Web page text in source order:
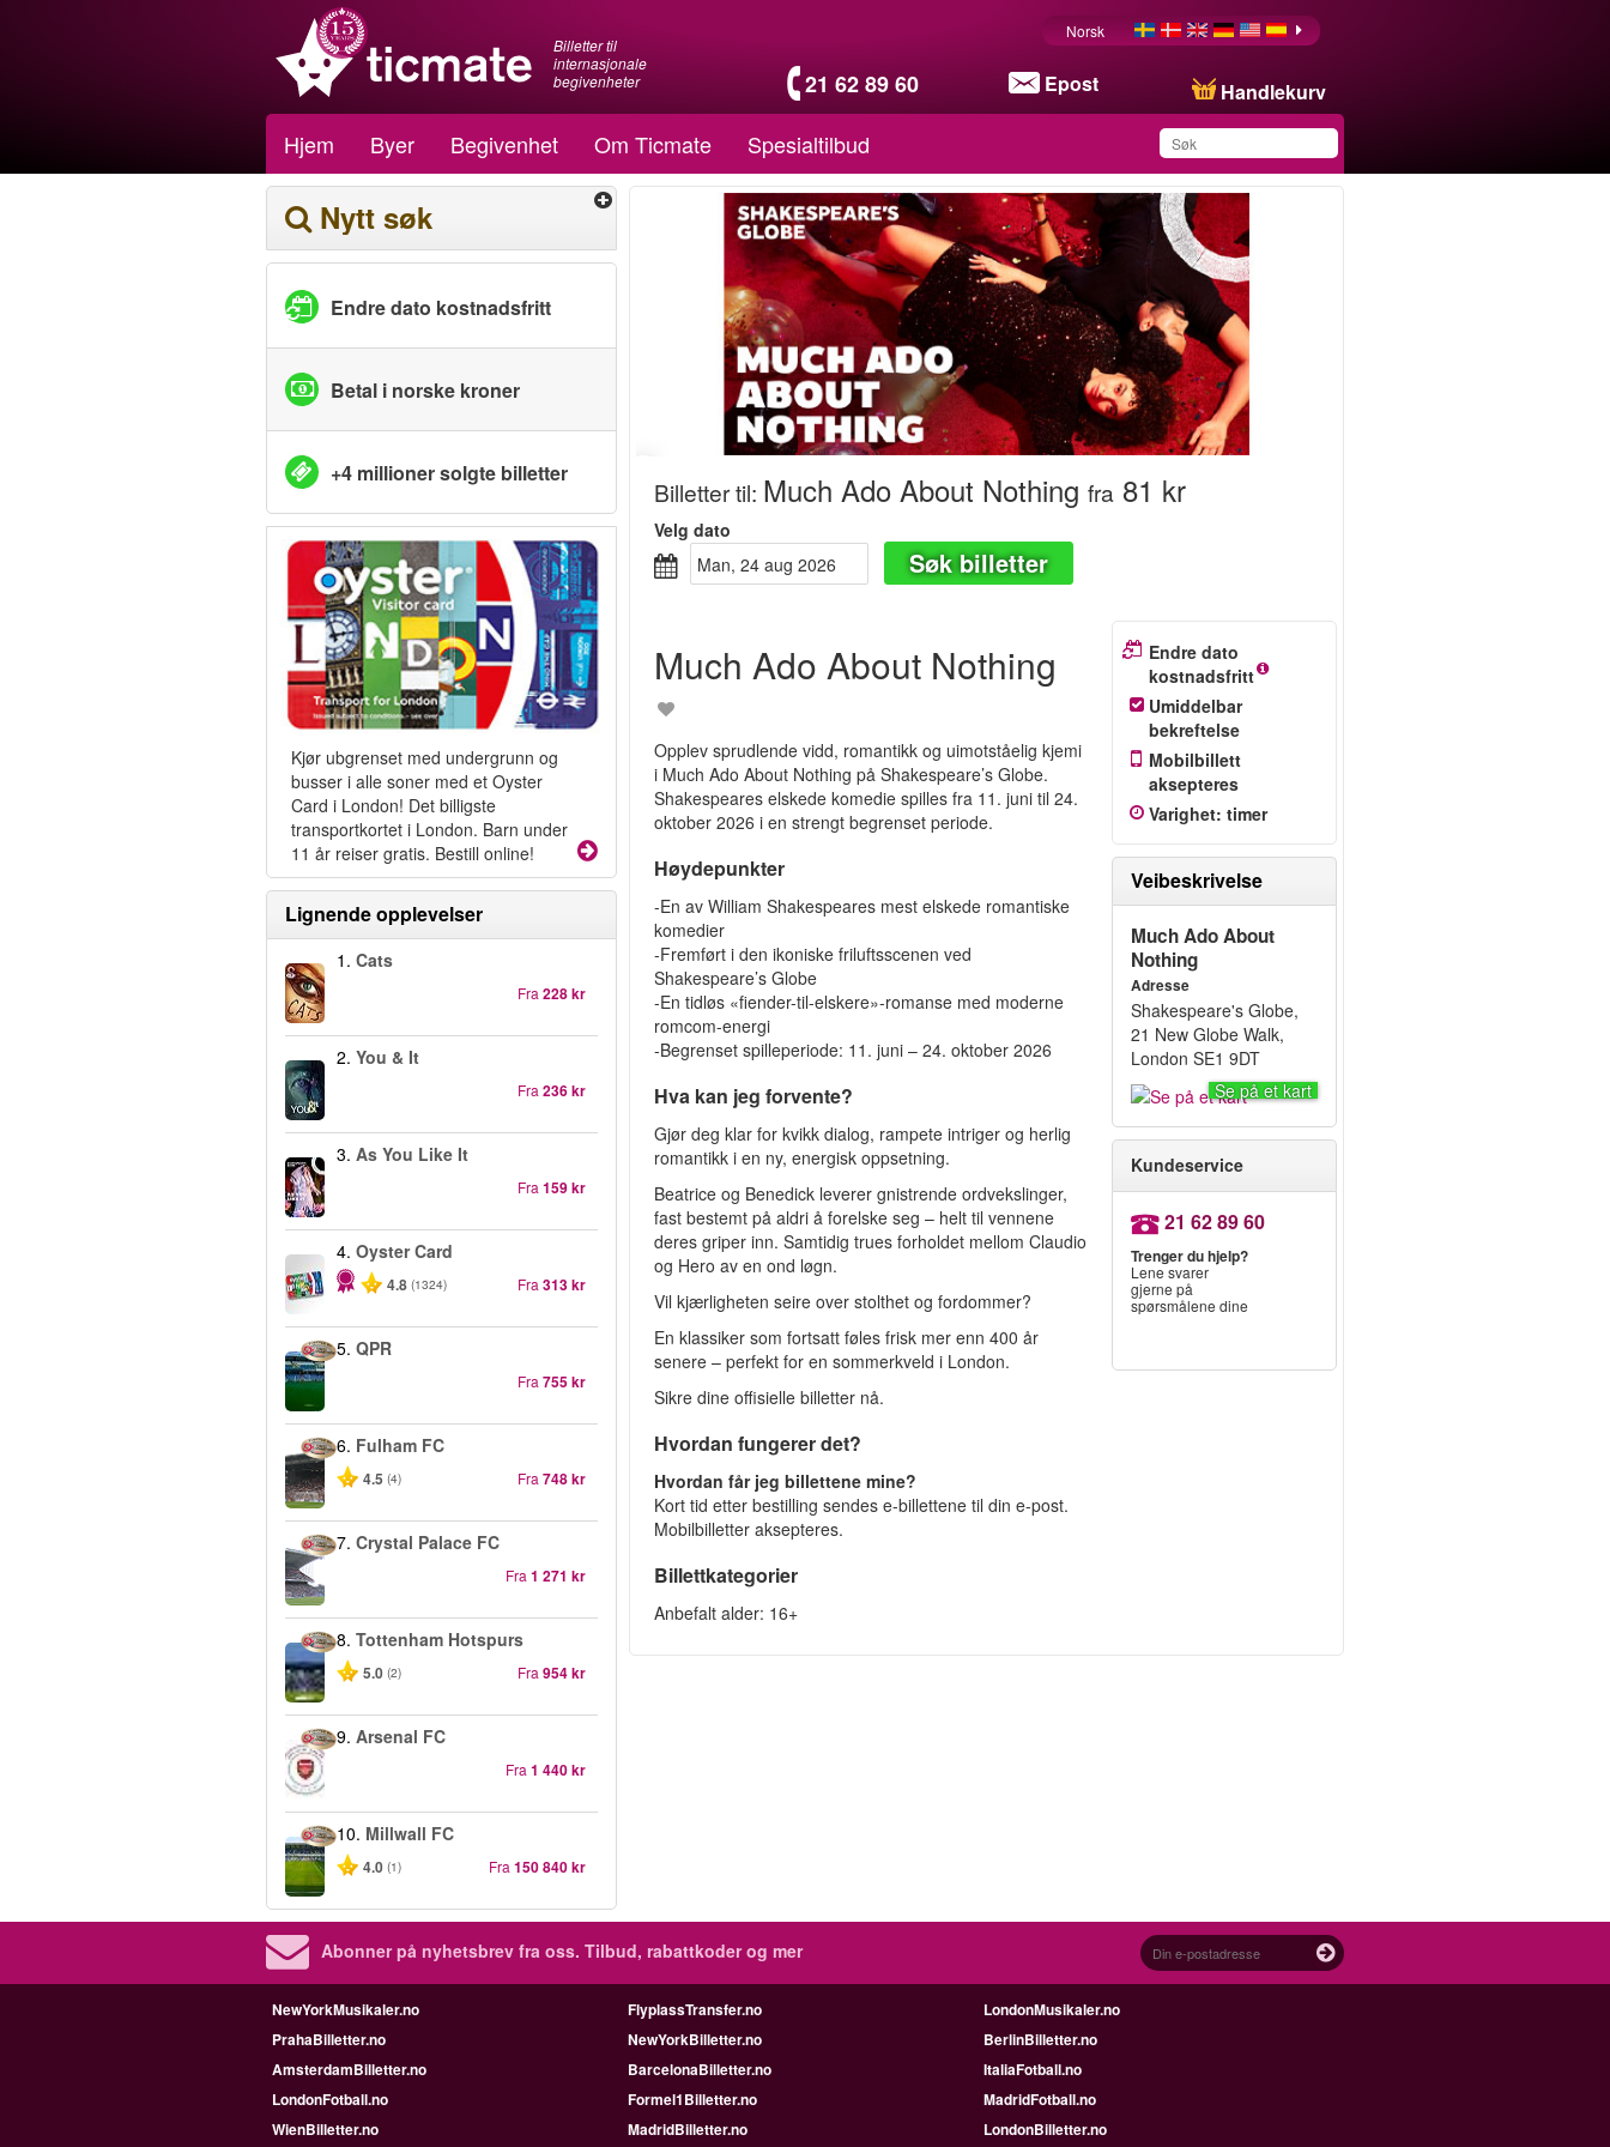
Billetter til
internasjonale
begivenheter
21 62 89 60 Epost Handlekurv
Norsk
Hjem Byer Begivenhet Om Ticmate Spesialtilbud
Du har lagret dette
produktet på listen din
Nytt søk
Endre dato kostnadsfritt
Betal i norske kroner
+4 millioner solgte billetter
Kjør ubgrenset med undergrunn og
busser i alle soner med et Oyster
Card i London! Det billigste
transportkortet i London. Barn under
11 år reiser gratis. Bestill online!
Lignende opplevelser
1. Cats
Fra 228 kr
2. You & It
Fra 236 kr
3. As You Like It
Fra 159 kr
4. Oyster Card
4.8 (1324) Fra 313 kr
5. QPR
Fra 755 kr
6. Fulham FC
4.5 (4) Fra 748 kr
7. Crystal Palace FC
Fra 1 271 kr
8. Tottenham Hotspurs
5.0 (2) Fra 954 kr
9. Arsenal FC
Fra 1 440 kr
10. Millwall FC
4.0 (1) Fra 150 840 kr
Billetter til: Much Ado About Nothing fra 81 kr
Velg dato
man, 24 aug 2026
Søk billetter
Much Ado About Nothing
Opplev sprudlende vidd, romantikk og uimotståelig kjemi
i Much Ado About Nothing på Shakespeare’s Globe.
Shakespeares elskede komedie spilles fra 11. juni til 24.
oktober 2026 i en strengt begrenset periode.
Høydepunkter
-En av William Shakespeares mest elskede romantiske
komedier
-Fremført i den ikoniske friluftsscenen ved
Shakespeare’s Globe
-En tidløs «fiender-til-elskere»-romanse med moderne
romcom-energi
-Begrenset spilleperiode: 11. juni – 24. oktober 2026
Hva kan jeg forvente?
Gjør deg klar for kvikk dialog, rampete intriger og herlig
romantikk i en ny, energisk oppsetning.
Beatrice og Benedick leverer gnistrende ordvekslinger,
fast bestemt på aldri å forelske seg – helt til vennene
deres griper inn. Samtidig trues forholdet mellom Claudio
og Hero av en ond løgn.
Vil kjærligheten seire over stolthet og fordommer?
En klassiker som fortsatt føles frisk mer enn 400 år
senere – perfekt for en sommerkveld i London.
Sikre dine offisielle billetter nå.
Hvordan fungerer det?
Hvordan får jeg billettene mine?
Kort tid etter bestilling sendes e-billettene til din e-post.
Mobilbilletter aksepteres.
Billettkategorier
Anbefalt alder: 16+
Endre dato
kostnadsfritt
Umiddelbar
bekreftelse
Mobilbillett
aksepteres
Varighet: timer
Veibeskrivelse
Much Ado About
Nothing
Adresse
Shakespeare's Globe,
21 New Globe Walk,
London SE1 9DT
Se på et kart
Kundeservice
21 62 89 60
Trenger du hjelp?
Lene svarer
gjerne på
spørsmålene dine
Abonner på nyhetsbrev fra oss. Tilbud, rabattkoder og mer
NewYorkMusikaler.no FlyplassTransfer.no
LondonMusikaler.no
PrahaBilletter.no
NewYorkBilletter.no
BerlinBilletter.no
AmsterdamBilletter.no
BarcelonaBilletter.no
ItaliaFotball.no
LondonFotball.no
Formel1Billetter.no
MadridFotball.no
WienBilletter.no
MadridBilletter.no LondonBilletter.no